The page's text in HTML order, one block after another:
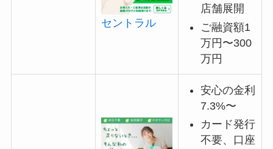
セントラル
店舗展開
ご融資額1
万円〜300
万円
安心の金利
7.3%〜
カード発行
不要、口座